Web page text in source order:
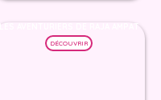
LES AVENTURIERS DE RAJA AMPAT
DÉCOUVRIR